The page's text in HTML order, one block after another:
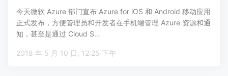
今天微软 Azure 部门宣布 Azure for iOS 和 Android 移动应用
正式发布，方便管理员和开发者在手机端管理 Azure 资源和通
知，甚至是通过 Cloud S…
2018 年 5 月 10 日, 12:25 下午